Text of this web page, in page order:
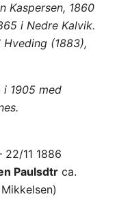
Kaspersen, 1860
i Nedre Kalvik.
(1883),
1905 med
22/11 1886
Paulsdtr ca.